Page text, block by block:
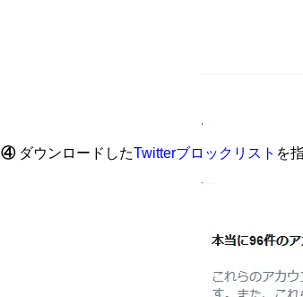
④ダウンロードしたTwitterブロックリスト を